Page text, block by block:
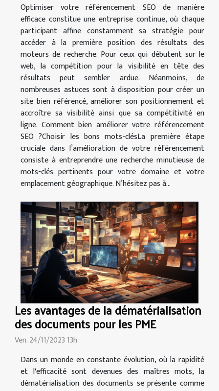
Optimiser votre référencement SEO de manière
efficace constitue une entreprise continue, où chaque
participant affine constamment sa stratégie pour
accéder à la première position des résultats des
moteurs de recherche. Pour ceux qui débutent sur le
web, la compétition pour la visibilité en tête des
résultats peut sembler ardue. Néanmoins, de
nombreuses astuces sont à disposition pour créer un
site bien référencé, améliorer son positionnement et
accroître sa visibilité ainsi que sa compétitivité en
ligne. Comment bien améliorer votre référencement
SEO ?Choisir les bons mots-clésLa première étape
cruciale dans l’amélioration de votre référencement
consiste à entreprendre une recherche minutieuse de
mots-clés pertinents pour votre domaine et votre
emplacement géographique. N’hésitez pas à...
Les avantages de la dématérialisation
des documents pour les PME
Ven. 24/11/2023 13h
Dans un monde en constante évolution, où la rapidité
et l'efficacité sont devenues des maîtres mots, la
dématérialisation des documents se présente comme